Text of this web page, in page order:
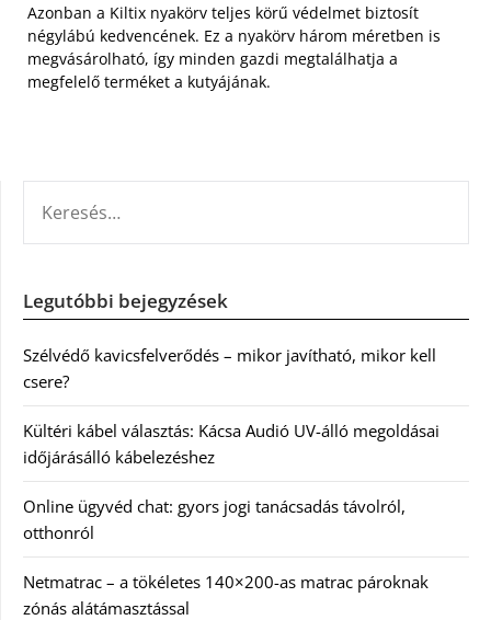
Azonban a Kiltix nyakörv teljes körű védelmet biztosít
négylábú kedvencének. Ez a nyakörv három méretben is
megvásárolható, így minden gazdi megtalálhatja a
megfelelő terméket a kutyájának.
Legutóbbi bejegyzések
Szélvédő kavicsfelverődés – mikor javítható, mikor kell
csere?
Kültéri kábel választás: Kácsa Audió UV-álló megoldásai
időjárásálló kábelezéshez
Online ügyvéd chat: gyors jogi tanácsadás távolról,
otthonról
Netmatrac – a tökéletes 140×200-as matrac pároknak
zónás alátámasztással